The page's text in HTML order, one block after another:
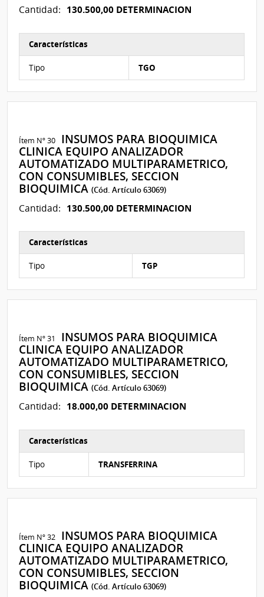
Cantidad: 130.500,00 DETERMINACION
Características del Ítem Nº 11
Características
Tipo TGO
Ítem Nº 30
INSUMOS PARA BIOQUIMICA
CLINICA EQUIPO ANALIZADOR
AUTOMATIZADO MULTIPARAMETRICO,
CON CONSUMIBLES, SECCION
BIOQUIMICA(Cód. Artículo 63069)
Cantidad: 130.500,00 DETERMINACION
Características
Tipo TGP
Ítem Nº 31
INSUMOS PARA BIOQUIMICA
CLINICA EQUIPO ANALIZADOR
AUTOMATIZADO MULTIPARAMETRICO,
CON CONSUMIBLES, SECCION
BIOQUIMICA(Cód. Artículo 63069)
Cantidad: 18.000,00 DETERMINACION
Características del Ítem Nº 21
Características
Tipo TRANSFERRINA
Ítem Nº 32
INSUMOS PARA BIOQUIMICA
CLINICA EQUIPO ANALIZADOR
AUTOMATIZADO MULTIPARAMETRICO,
CON CONSUMIBLES, SECCION
BIOQUIMICA(Cód. Artículo 63069)